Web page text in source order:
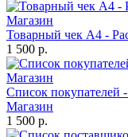
Товарный чек А4 -
1 500 р.
Список покупателей
Магазин
1 500 р.